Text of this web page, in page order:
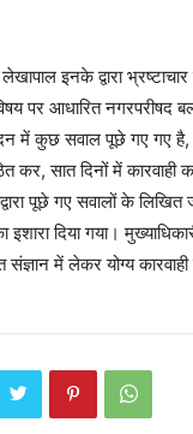
इनके द्वारा
पर आधारित नगरपरीषद
में कुछ सवाल पूछे गए गए है,
कर, सात दिनों में कारवाही
पूछे गए सवालों के लिखित
दिया गया।
संज्ञान में लेकर योग्य